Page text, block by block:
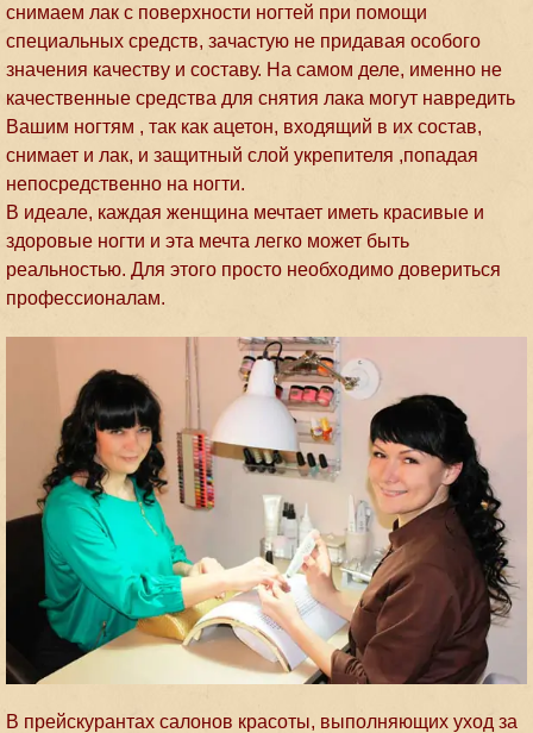
снимаем лак с поверхности ногтей при помощи
специальных средств, зачастую не придавая особого
значения качеству и составу. На самом деле, именно не
качественные средства для снятия лака могут навредить
Вашим ногтям , так как ацетон, входящий в их состав,
снимает и лак, и защитный слой укрепителя ,попадая
непосредственно на ногти.
В идеале, каждая женщина мечтает иметь красивые и
здоровые ногти и эта мечта легко может быть
реальностью. Для этого просто необходимо довериться
профессионалам.
В прейскурантах салонов красоты, выполняющих уход за